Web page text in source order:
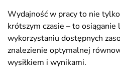
Wydajność w pracy to nie
krótszym czasie – to
wykorzystaniu dostępnych
znalezienie optymalnej
wysiłkiem i wynikami.